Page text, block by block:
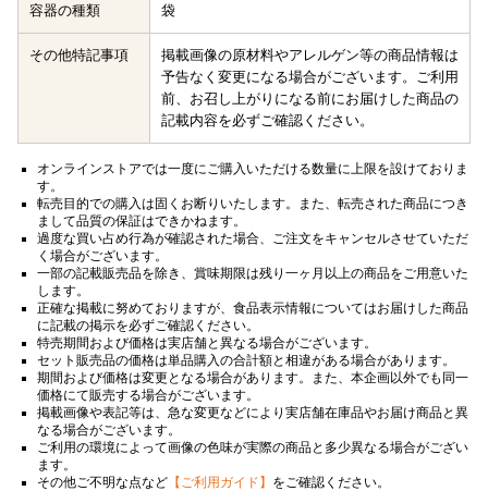
容器の種類 袋
その他特記事項
掲載画像の原材料やアレルゲン等の商品情報は
予告なく変更になる場合がございます。ご利用
前、お召し上がりになる前にお届けした商品の
記載内容を必ずご確認ください。
オンラインストアでは一度にご購入いただける数量に上限を設けておりま
す。
転売目的での購入は固くお断りいたします。また、転売された商品につき
まして品質の保証はできかねます。
過度な買い占め行為が確認された場合、ご注文をキャンセルさせていただ
く場合がございます。
一部の記載販売品を除き、賞味期限は残り一ヶ月以上の商品をご用意いた
します。
正確な掲載に努めておりますが、食品表示情報についてはお届けした商品
に記載の掲示を必ずご確認ください。
特売期間および価格は実店舗と異なる場合がございます。
セット販売品の価格は単品購入の合計額と相違がある場合があります。
期間および価格は変更となる場合があります。また、本企画以外でも同一
価格にて販売する場合がございます。
掲載画像や表記等は、急な変更などにより実店舗在庫品やお届け商品と異
なる場合がございます。
ご利用の環境によって画像の色味が実際の商品と多少異なる場合がござい
ます。
その他ご不明な点など 【ご利用ガイド】 をご確認ください。